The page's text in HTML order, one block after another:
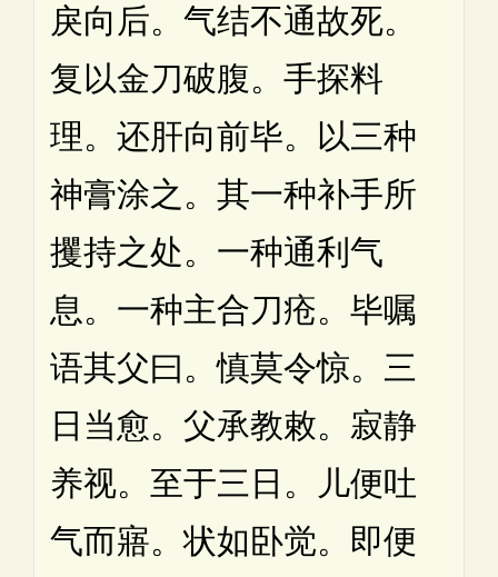
戾向后。气结不通故死。
复以金刀破腹。手探料
理。还肝向前毕。以三种
神膏涂之。其一种补手所
攫持之处。一种通利气
息。一种主合刀疮。毕嘱
语其父曰。慎莫令惊。三
日当愈。父承教敕。寂静
养视。至于三日。儿便吐
气而寤。状如卧觉。即便